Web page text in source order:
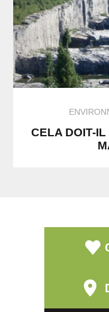
CELA DOIT-